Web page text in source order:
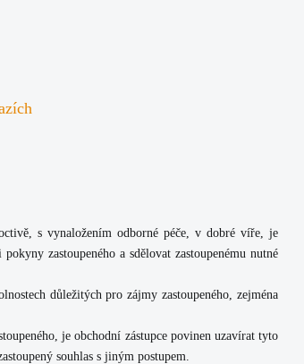
s vynaložením odborné péče, v dobré víře, je
zastoupeného a sdělovat zastoupenému nutné
důležitých pro zájmy zastoupeného, zejména
je obchodní zástupce povinen uzavírat tyto
souhlas s jiným postupem.